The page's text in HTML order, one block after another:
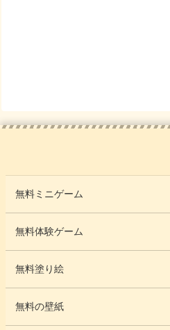
無料ミニゲーム
無料体験ゲーム
無料塗り絵
無料の壁紙